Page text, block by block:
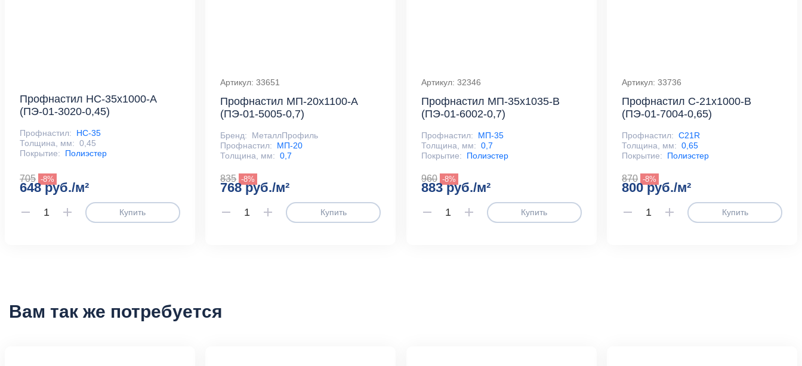
Профнастил НС-35x1000-A
(ПЭ-01-3020-0,45)
Профнастил:
НС-35
Толщина, мм: 0,45
Покрытие:
Полиэстер
705 -8%
648 руб./м²
Купить
Артикул: 33651
Профнастил МП-20x1100-A
(ПЭ-01-5005-0,7)
Бренд:
МеталлПрофиль
Профнастил:
МП-20
Толщина, мм: 0,7
835 -8%
768 руб./м²
Купить
Артикул: 32346
Профнастил МП-35x1035-B
(ПЭ-01-6002-0,7)
Профнастил:
МП-35
Толщина, мм: 0,7
Покрытие:
Полиэстер
960 -8%
883 руб./м²
Купить
Артикул: 33736
Профнастил С-21x1000-B
(ПЭ-01-7004-0,65)
Профнастил: С21R
Толщина, мм: 0,65
Покрытие:
Полиэстер
870 -8%
800 руб./м²
Купить
Вам так же потребуется